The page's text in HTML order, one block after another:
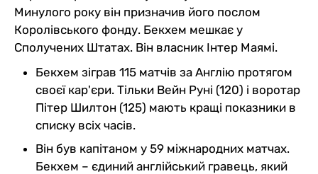
Минулого року він призначив його послом
Королівського фонду. Бекхем мешкає у
Сполучених Штатах. Він власник Інтер Маямі.
Бекхем зіграв 115 матчів за Англію протягом
своєї кар'єри. Тільки Вейн Руні (120) і воротар
Пітер Шилтон (125) мають кращі показники в
списку всіх часів.
Він був капітаном у 59 міжнародних матчах.
Бекхем – єдиний англійський гравець, який